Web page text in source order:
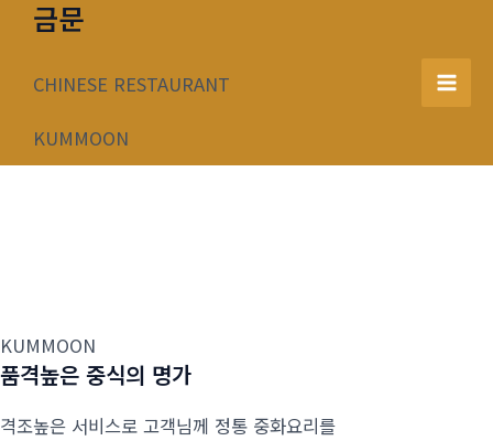
너
금문
CHINESE RESTAURANT
KUMMOON
Main
KUMMOON
품격높은 중식의 명가
격조높은 서비스로 고객님께 정통 중화요리를